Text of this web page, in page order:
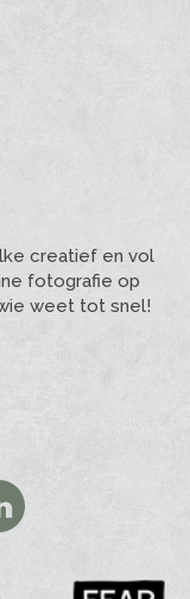
creatief en vol
fotografie op
weet tot snel!